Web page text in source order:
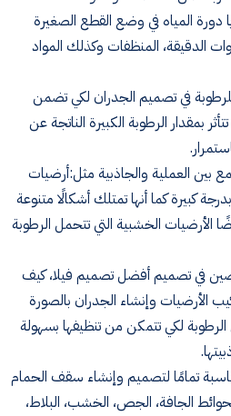
المياه في وضع القطع الصغيرة
الدقيقة، المنظفات وكذلك المواد
في تصميم الجدران لكي تضمن
بمقدار الرطوبة الكبيرة الناتجة عن
.
بين العملية والجاذبية مثل:أرضيات
كبيرة كما أنها تمتلك أشكالًا متنوعة
الأرضيات الخشبية التي تتحمل الرطوبة
في تصميم أفضل تصميم فيلا، كيف
الأرضيات وإنشاء الجدران بالصورة
الرطوبة لكي تتمكن من تنظيفها بسهولة
.
تمامًا لتصميم وإنشاء سقف الحمام
الجافة، الجص، الخشب، البلاط،